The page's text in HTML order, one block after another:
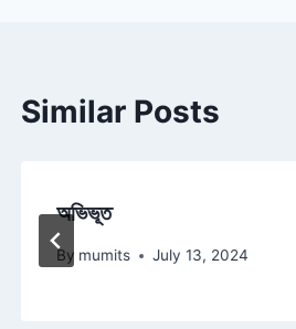
Similar Posts
অভিভূত
By mumits July 13, 2024